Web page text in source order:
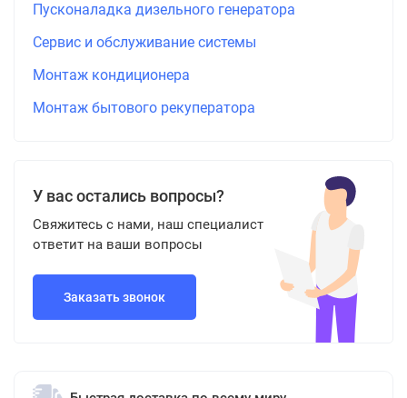
Пусконаладка дизельного генератора
Сервис и обслуживание системы
Монтаж кондиционера
Монтаж бытового рекуператора
У вас остались вопросы?
Свяжитесь с нами, наш специалист
ответит на ваши вопросы
Заказать звонок